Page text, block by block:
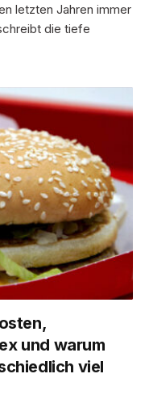
letzten Jahren immer
die tiefe
und warum
viel